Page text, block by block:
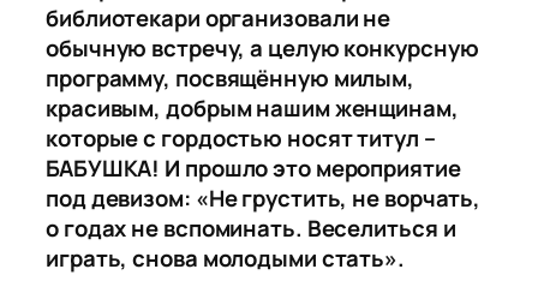
библиотекари организовали не
обычную встречу, а целую конкурсную
программу, посвящённую милым,
красивым, добрым нашим женщинам,
которыес гордостью носят титул –
БАБУШКА! И прошло это мероприятие
под девизом: «Не грустить, не ворчать,
о годах не вспоминать. Веселиться и
играть, снова молодыми стать».